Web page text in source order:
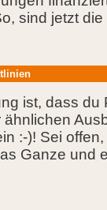
sind jetzt
ist, dass du
ähnlichen
:-)! Sei
Ganze und